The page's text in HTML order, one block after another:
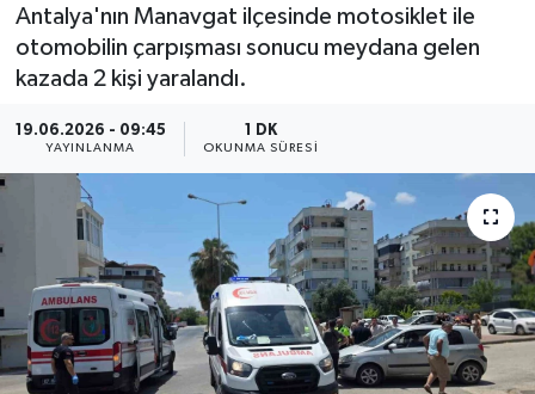
Antalya'nın Manavgat ilçesinde motosiklet ile
otomobilin çarpışması sonucu meydana gelen
kazada 2 kişi yaralandı.
19.06.2026 - 09:45
YAYINLANMA
1 DK
OKUNMA SÜRESI
BİLİM VE TEKNOLOJİ
GENEL
Güncel
HABERDE İNSAN
İlginç
Tüm Manşetler
Haber Arşivi